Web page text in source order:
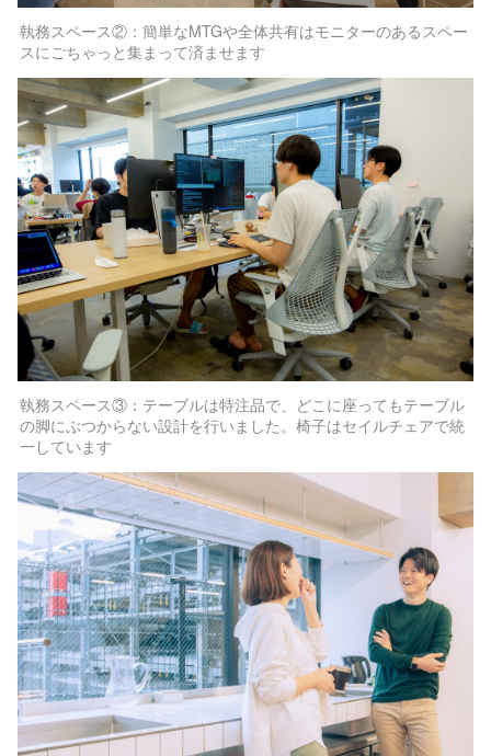
執務スペース②：簡単なMTGや全体共有はモニターのあるスペー
スにごちゃっと集まって済ませます
執務スペース③：テーブルは特注品で、どこに座ってもテーブル
の脚にぶつからない設計を行いました。椅子はセイルチェアで統
一しています